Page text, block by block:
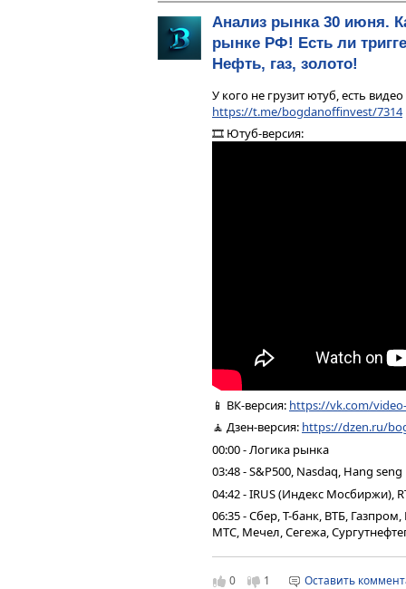
24:05 - TMF, Биткойн, Apple, Tesla,
24:17 - Итоги по рынку акций
Анализ рынка 30 июня.
рынке РФ! Есть ли
Нефть, газ, золото!
У кого не грузит ютуб, есть
https://t.me/bogdanoffinvest/7314
🎞 Ютуб-версия:
📱 ВК-версия: https://vk.com/video-
🧘 Дзен-версия: https://dzen.ru/
00:00 - Логика рынка
03:48 - S&P500, Nasdaq, Hang seng
04:42 - IRUS (Индекс Мосбиржи),
06:35 - Сбер, Т-банк, ВТБ,
МТС, Мечел, Сегежа,
09:53 - Юань рубль, рубль
10:50 - Фьючерс на газ,
0 1
Оставить